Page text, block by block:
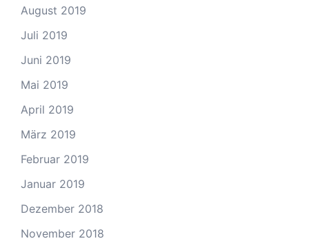
August 2019
Juli 2019
Juni 2019
Mai 2019
April 2019
März 2019
Februar 2019
Januar 2019
Dezember 2018
November 2018